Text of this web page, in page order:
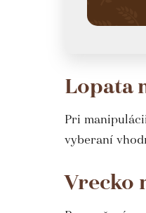
Lopata
Pri
vyberaní
Vrecko